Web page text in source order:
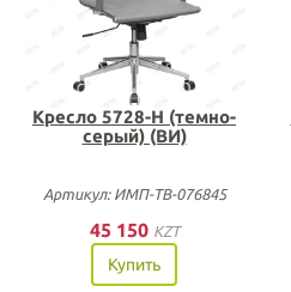
Кресло 5728-Н (темно-
серый) (ВИ)
Артикул: ИМП-ТВ-076845
45 150 KZT
Купить